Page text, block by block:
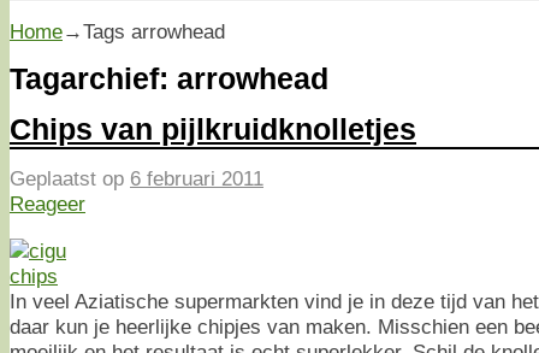
Home→Tags arrowhead
Tagarchief: arrowhead
Chips van pijlkruidknolletjes
Geplaatst op 6 februari 2011
Reageer
In veel Aziatische supermarkten vind je in deze tijd van
daar kun je heerlijke chipjes van maken. Misschien een